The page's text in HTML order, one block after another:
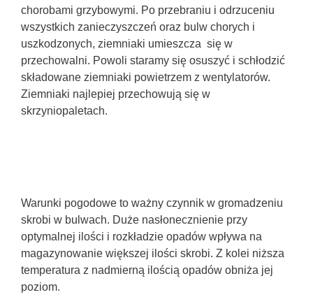
chorobami grzybowymi. Po przebraniu i odrzuceniu
wszystkich zanieczyszczeń oraz bulw chorych i
uszkodzonych, ziemniaki umieszcza się w
przechowalni. Powoli staramy się osuszyć i schłodzić
składowane ziemniaki powietrzem z wentylatorów.
Ziemniaki najlepiej przechowują się w
skrzyniopaletach.
Warunki pogodowe to ważny czynnik w gromadzeniu
skrobi w bulwach. Duże nasłonecznienie przy
optymalnej ilości i rozkładzie opadów wpływa na
magazynowanie większej ilości skrobi. Z kolei niższa
temperatura z nadmierną ilością opadów obniża jej
poziom.